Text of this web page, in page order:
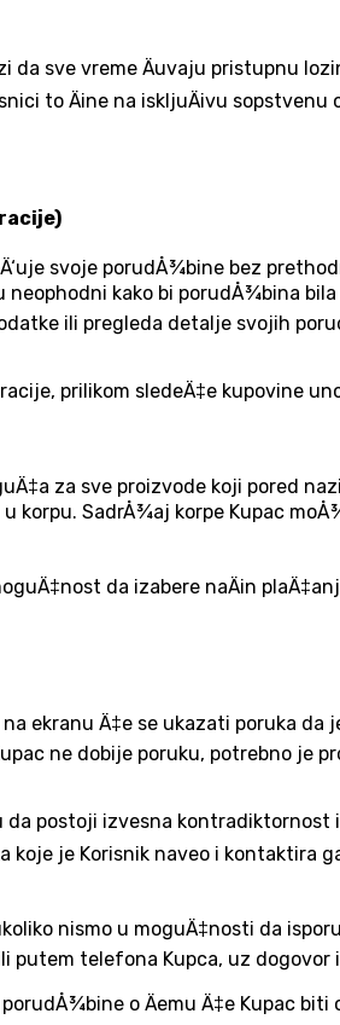
da sve vreme Äuvaju pristupnu
to Äine na iskljuÄivu
svoje porudÅ¾bine bez
kako bi porudÅ¾bina
ili pregleda detalje svojih
prilikom sledeÄ‡e kupovine
za sve proizvode koji pored
u korpu. SadrÅ¾aj korpe Kupac
da izabere naÄin
na ekranu Ä‡e se ukazati poruka
ne dobije poruku, potrebno
da postoji izvesna
koje je Korisnik naveo i kontaktira
nismo u moguÄ‡nosti da
putem telefona Kupca, uz
o Äemu Ä‡e Kupac